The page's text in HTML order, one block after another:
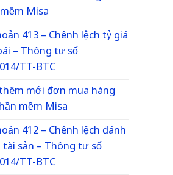
Misa
413 – Chênh lệch tỷ giá
– Thông tư số
TT-BTC
mới đơn mua hàng
mềm Misa
412 – Chênh lệch đánh
sản – Thông tư số
TT-BTC